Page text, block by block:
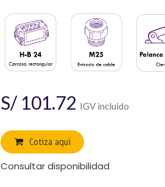
S/ 101.72 IGV incluido
Cotiza aquí
Consultar disponibilidad